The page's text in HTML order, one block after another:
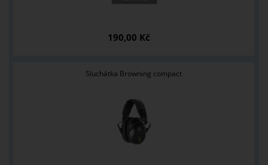
190,00 Kč
Sluchátka Browning compact